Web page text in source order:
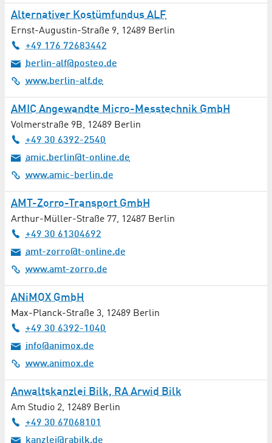
Vernetzung / Wissenstransfer
Versicherungen
Wasserstofftechnologie
Webdesign / Webhosting
Werbung / Marketing
Windenergie
Winterdienst
Wirtschaftsprüfung
Wissenschaftliche Einrichtungen
Zahnarztpraxen
Alternativer Kostümfundus ALF
Ernst-Augustin-Straße 9, 12489 Berlin
+49 176 72683442
berlin-alf@posteo.de
www.berlin-alf.de
AMIC Angewandte Micro-Messtechnik GmbH
Volmerstraße 9B, 12489 Berlin
+49 30 6392-2540
amic.berlin@t-online.de
www.amic-berlin.de
AMT-Zorro-Transport GmbH
Arthur-Müller-Straße 77, 12487 Berlin
+49 30 61304692
amt-zorro@t-online.de
www.amt-zorro.de
ANiMOX GmbH
Max-Planck-Straße 3, 12489 Berlin
+49 30 6392-1040
info@animox.de
www.animox.de
Anwaltskanzlei Bilk, RA Arwid Bilk
Am Studio 2, 12489 Berlin
+49 30 67068101
kanzlei@rabilk.de